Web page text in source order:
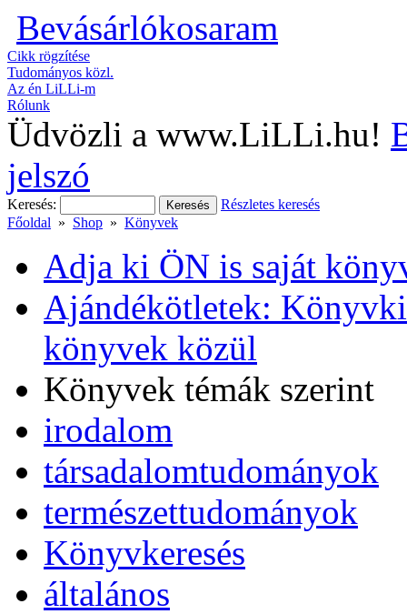
Bevásárlókosaram
Cikk rögzítése
Tudományos közl.
Az én LiLLi-m
Rólunk
Üdvözli a www.LiLLi.hu!
jelszó
Keresés:
Részletes keresés
Főoldal » Shop » Könyvek
Adja ki ÖN is saját
Ajándékötletek:
könyvek közül
Könyvek témák szerint
irodalom
társadalomtudományok
természettudományok
Könyvkeresés
általános